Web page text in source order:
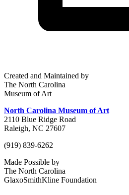
Created and Maintained by
The North Carolina
Museum of Art
North Carolina Museum of Art
2110 Blue Ridge Road
Raleigh, NC 27607
(919) 839-6262
Made Possible by
The North Carolina
GlaxoSmithKline Foundation